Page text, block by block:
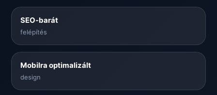
SEO-barát
felépítés
Mobilra optimalizált
design